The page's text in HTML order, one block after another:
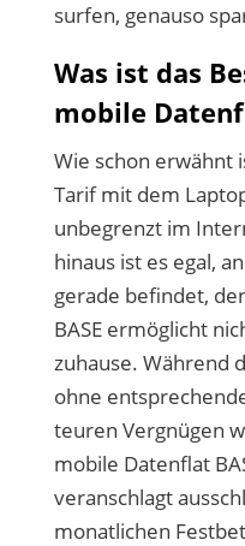
surfen, genauso
Was ist das
mobile
Wie schon erwähnt
Tarif mit dem
unbegrenzt im
hinaus ist es egal,
gerade befindet,
BASE ermöglicht
zuhause. Während
ohne
teuren Vergnügen
mobile Datenflat
veranschlagt
monatlichen